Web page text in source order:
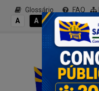
Glossário FAQ
A
A A- A A+